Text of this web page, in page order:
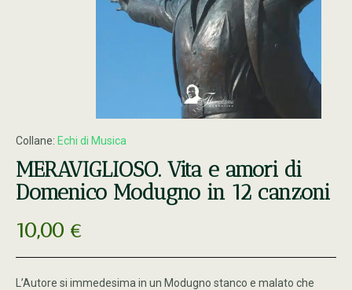
Collane: Echi di Musica
MERAVIGLIOSO. Vita e amori di
Domenico Modugno in 12 canzoni
10,00 €
L’Autore si immedesima in un Modugno stanco e malato che